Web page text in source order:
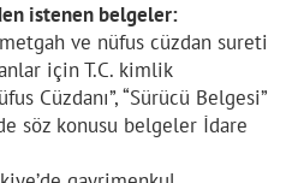
istenen belgeler:
ve nüfus cüzdan sureti
için T.C. kimlik
Cüzdanı”, “Sürücü Belgesi”
söz konusu belgeler İdare